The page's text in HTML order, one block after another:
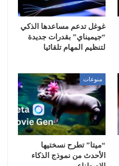
غوغل تدعم مساعدها الذكي
“جيميناي” بقدرات جديدة
لتنظيم المهام تلقائيا
منوعات
“ميتا” تطرح نسختيها
الأحدث من نموذج الذكاء